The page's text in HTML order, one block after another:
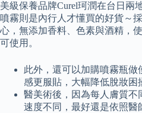
美級保養品牌Curel珂潤在台日兩
噴霧則是內行人才懂買的好貨～
心，無添加香料、色素與酒精，
可使用。
此外，還可以加購噴霧瓶
感更服貼，大幅降低脫妝困
醫美術後，因為每人膚質
速度不同，最好還是依照醫